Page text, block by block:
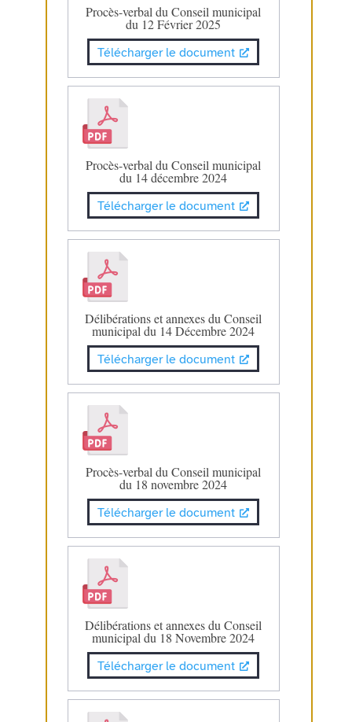
Procès-verbal du Conseil municipal
du 12 Février 2025
Télécharger le document
Procès-verbal du Conseil municipal
du 14 décembre 2024
Télécharger le document
Délibérations et annexes du Conseil
municipal du 14 Décembre 2024
Télécharger le document
Procès-verbal du Conseil municipal
du 18 novembre 2024
Télécharger le document
Délibérations et annexes du Conseil
municipal du 18 Novembre 2024
Télécharger le document